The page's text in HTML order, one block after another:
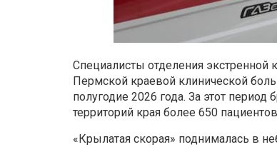
Специалисты отделения экстренной
Пермской краевой клинической
полугодие 2026 года. За этот
территорий края более 650
«Крылатая скорая» поднималась в